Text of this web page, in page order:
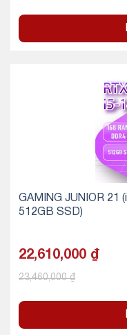
GAMING JUNIOR 21
512GB SSD)
22,610,000 ₫
23,460,000₫